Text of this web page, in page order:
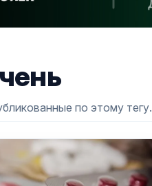
по этому тегу.